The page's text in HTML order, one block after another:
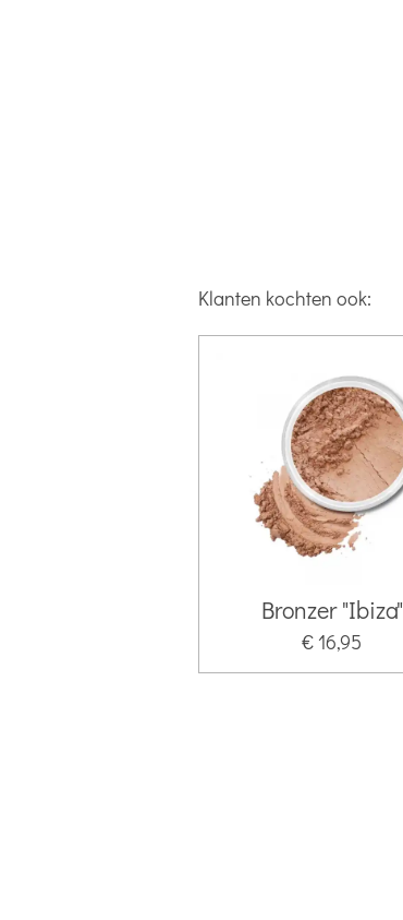
Klanten kochten ook:
Bronzer "Ibiza"
€ 16,95